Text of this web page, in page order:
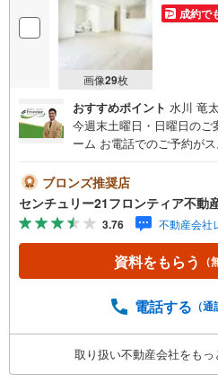
弊社は専門家同士が連携をとっているた
す。
画像29枚
成約で
おすすめポイント 水川 竜
今週末土曜日・日曜日の
ーム お電話でのご予約が
歩10分（760m）・JR関西
m）・大和郡山市立郡山西
山市立郡山中学校歩22分（
家、クワイエ！制震装置（
え、耐震性能を維持・対
有/駐車1台可 弊社が選ば
い替えなどにも対応でき
ォームも弊社のリフォーム
にご連絡を繋ぎ、有事の
ブロンズ推奨店
センチュリー21フロンティア不
3.76 不動産会社
資料をもらう （
電話する （
取り扱い不動産会社をもっ